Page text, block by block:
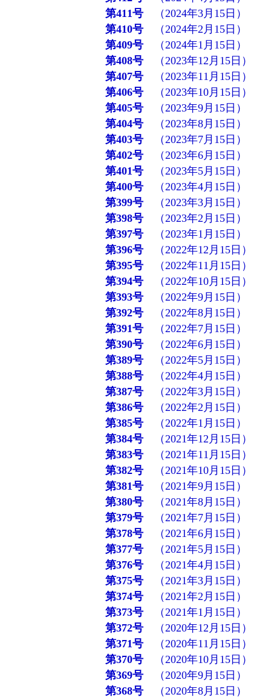
第411号 （2024年3月15日）
第410号 （2024年2月15日）
第409号 （2024年1月15日）
第408号 （2023年12月15日）
第407号 （2023年11月15日）
第406号 （2023年10月15日）
第405号 （2023年9月15日）
第404号 （2023年8月15日）
第403号 （2023年7月15日）
第402号 （2023年6月15日）
第401号 （2023年5月15日）
第400号 （2023年4月15日）
第399号 （2023年3月15日）
第398号 （2023年2月15日）
第397号 （2023年1月15日）
第396号 （2022年12月15日）
第395号 （2022年11月15日）
第394号 （2022年10月15日）
第393号 （2022年9月15日）
第392号 （2022年8月15日）
第391号 （2022年7月15日）
第390号 （2022年6月15日）
第389号 （2022年5月15日）
第388号 （2022年4月15日）
第387号 （2022年3月15日）
第386号 （2022年2月15日）
第385号 （2022年1月15日）
第384号 （2021年12月15日）
第383号 （2021年11月15日）
第382号 （2021年10月15日）
第381号 （2021年9月15日）
第380号 （2021年8月15日）
第379号 （2021年7月15日）
第378号 （2021年6月15日）
第377号 （2021年5月15日）
第376号 （2021年4月15日）
第375号 （2021年3月15日）
第374号 （2021年2月15日）
第373号 （2021年1月15日）
第372号 （2020年12月15日）
第371号 （2020年11月15日）
第370号 （2020年10月15日）
第369号 （2020年9月15日）
第368号 （2020年8月15日）